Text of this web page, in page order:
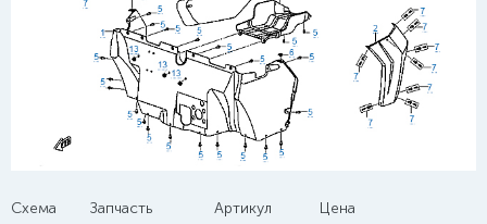
Схема Запчасть Артикул Цена